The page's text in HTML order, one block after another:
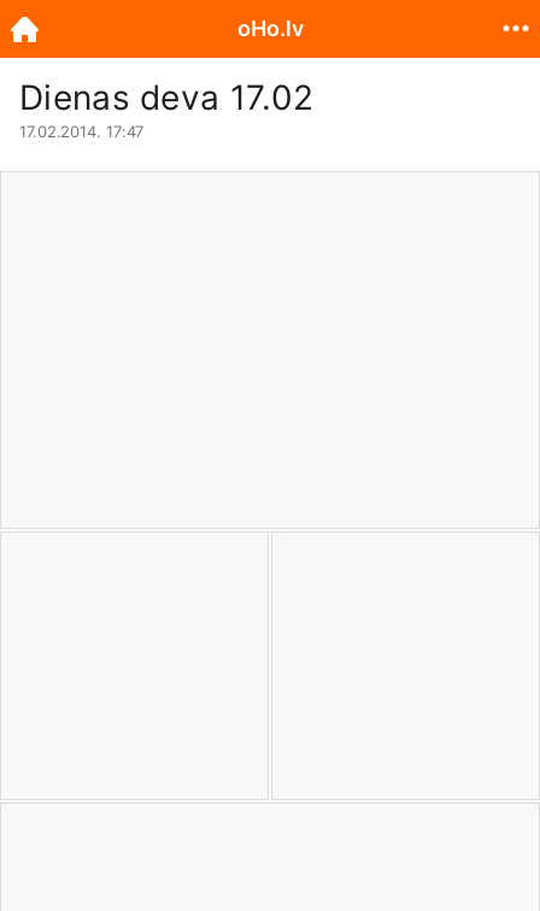
Dienas deva 17.02
17.02.2014. 17:47
oHo.lv